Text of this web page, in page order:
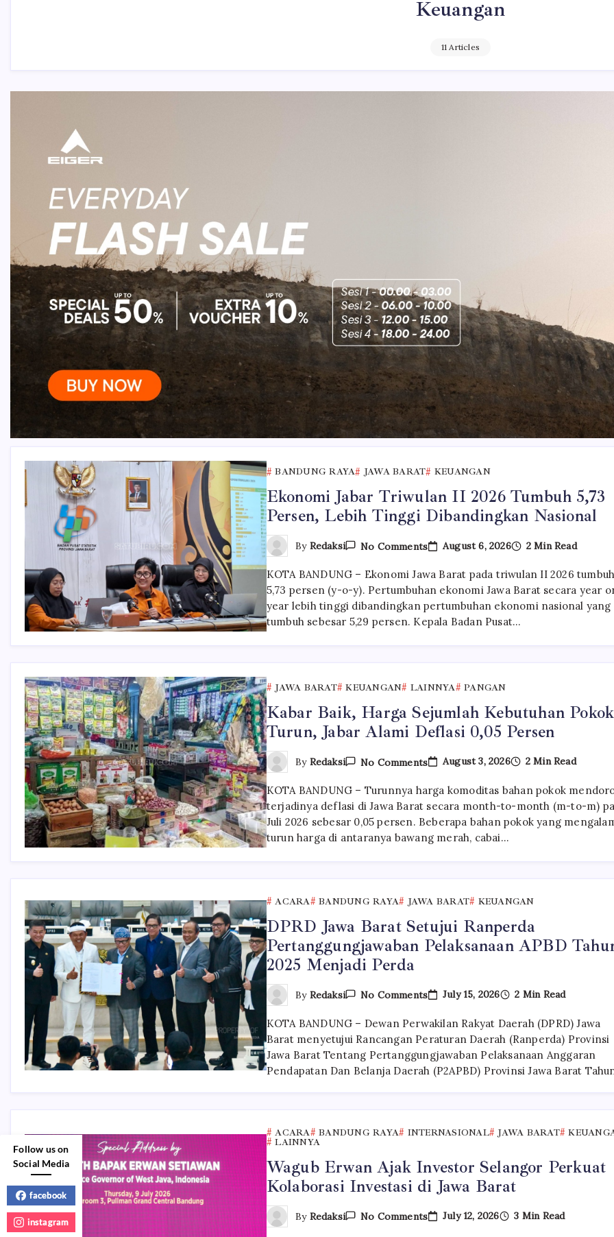
Keuangan
11 Articles
BANDUNG RAYA JAWA BARAT KEUANGAN
Ekonomi Jabar Triwulan II 2026 Tumbuh 5,73
Persen, Lebih Tinggi Dibandingkan Nasional
By Redaksi No CommentsOn
Triwulan
II
Tumbuh
5,73
August 6, 2026 2 Min Read
KOTA BANDUNG – Ekonomi Jawa Barat pada triwulan II 2026
5,73 persen (y-o-y). Pertumbuhan ekonomi Jawa Barat secara year
year lebih tinggi dibandingkan pertumbuhan ekonomi nasional yang
tumbuh sebesar 5,29 persen. Kepala Badan Pusat…
JAWA BARAT KEUANGAN LAINNYA PANGAN
Kabar Baik, Harga Sejumlah Kebutuhan Pokok
Turun, Jabar Alami Deflasi 0,05 Persen
By Redaksi No CommentsOn
Harga
Sejumlah
Kebutuhan
Pokok
Turun,
Jabar
August 3, 2026 2 Min Read
KOTA BANDUNG – Turunnya harga komoditas bahan pokok
terjadinya deflasi di Jawa Barat secara month-to-month (m-to-m)
Juli 2026 sebesar 0,05 persen. Beberapa bahan pokok yang
turun harga di antaranya bawang merah, cabai…
ACARA BANDUNG RAYA JAWA BARAT KEUANGAN
DPRD Jawa Barat Setujui Ranperda
Pertanggungjawaban Pelaksanaan APBD
2025 Menjadi Perda
By Redaksi No CommentsOn
Barat
Setujui
Ranperda
Pertanggungjawaban
Pelaksanaan
APBD
July 15, 2026 2 Min Read
KOTA BANDUNG – Dewan Perwakilan Rakyat Daerah (DPRD) Jawa
Barat menyetujui Rancangan Peraturan Daerah (Ranperda) Provinsi
Jawa Barat Tentang Pertanggungjawaban Pelaksanaan Anggaran
Pendapatan Dan Belanja Daerah (P2APBD) Provinsi Jawa Barat
ACARA BANDUNG RAYA INTERNASIONAL JAWA BARAT
LAINNYA
Wagub Erwan Ajak Investor Selangor Perkuat
Kolaborasi Investasi di Jawa Barat
By Redaksi No CommentsOn July 12, 2026 3 Min Read
Follow us on
Social Media
facebook
instagram